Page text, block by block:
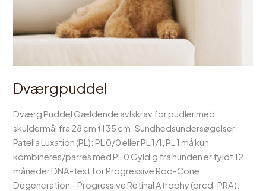
Dværgpuddel
Dværg Puddel Gældende avlskrav for pudler med
skuldermål fra 28 cm til 35 cm. Sundhedsundersøgelser
Patella Luxation (PL): PL 0/0 eller PL 1/1, PL 1 må kun
kombineres/parres med PL 0 Gyldig fra hunden er fyldt 12
måneder DNA-test for Progressive Rod-Cone
Degeneration – Progressive Retinal Atrophy (prcd-PRA):